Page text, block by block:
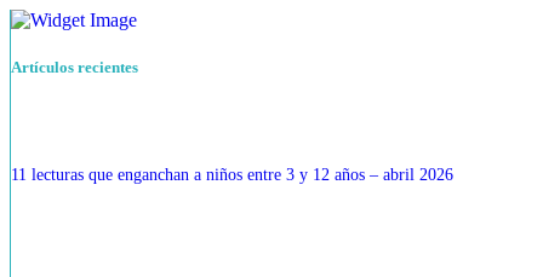
Artículos recientes
11 lecturas que enganchan a niños entre 3 y 12 años – abril 2026